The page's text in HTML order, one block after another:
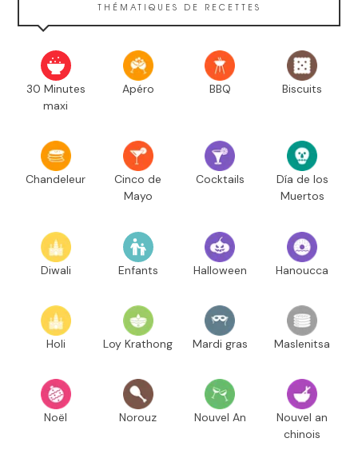
THÉMATIQUES DE RECETTES
30 Minutes
maxi
Apéro BBQ Biscuits
Chandeleur
Cinco de
Mayo
Cocktails
Día de los
Muertos
Diwali Enfants Halloween Hanoucca
Holi Loy Krathong Mardi gras Maslenitsa
Noël Norouz Nouvel An
Nouvel an
chinois